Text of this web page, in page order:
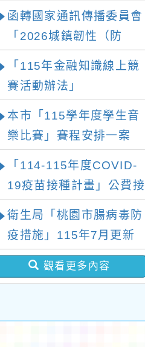
函轉國家通訊傳播委員會
「2026城鎮韌性（防
「115年金融知識線上競
賽活動辦法」
本市「115學年度學生音
樂比賽」賽程安排一案
「114-115年度COVID-
19疫苗接種計畫」公費接
種對象擴大
衛生局「桃園市腸病毒防
疫措施」115年7月更新
版問答集及修正對照表各
1份
觀看更多內容
生
療
預防保健服務注意事
項」